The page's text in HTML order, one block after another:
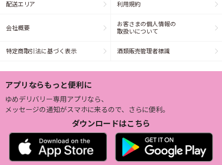
配送エリア 利用規約
会社概要
お客さまの個人情報の
取扱いについて
特定商取引法に基づく表示 酒類販売管理者標識
アプリならもっと便利に
ゆめデリバリー専用アプリなら、
メッセージの通知がスマホに来るので、さらに便利。
ダウンロードはこちら